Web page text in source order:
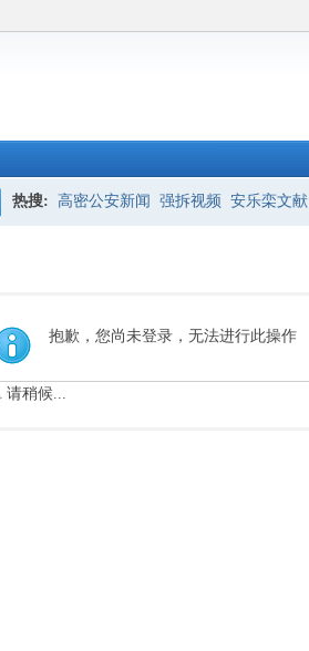
热搜: 高密公安新闻 强拆视频 安乐栾文献
抱歉，您尚未登录，无法进行此操作
请稍候...